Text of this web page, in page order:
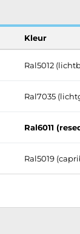
Kleur
Ral5012
Ral7035
Ral6011
Ral5019